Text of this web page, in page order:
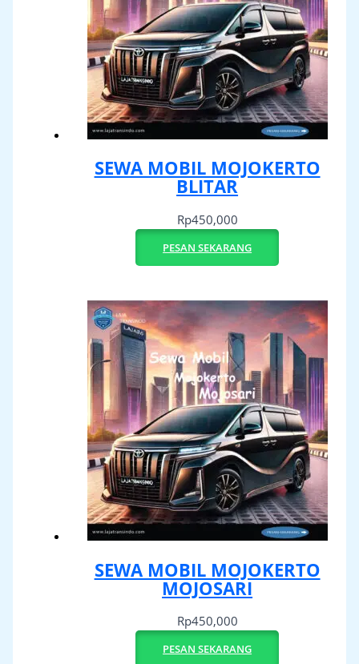
SEWA MOBIL MOJOKERTO
BLITAR
Rp450,000
PESAN SEKARANG
SEWA MOBIL MOJOKERTO
MOJOSARI
Rp450,000
PESAN SEKARANG